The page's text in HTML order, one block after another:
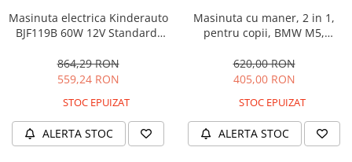
Masinuta electrica Kinderauto
BJF119B 60W 12V Standard,
864,29 RON
559,24 RON
STOC EPUIZAT
ALERTA STOC
Masinuta cu maner, 2 in 1,
pentru copii, BMW M5,
620,00 RON
405,00 RON
STOC EPUIZAT
ALERTA STOC